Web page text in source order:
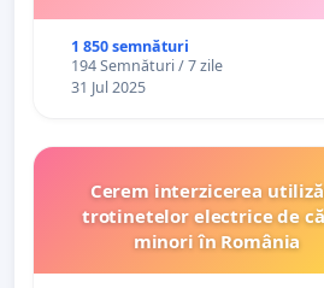
1 850 semnături
194 Semnături / 7 zile
31 Jul 2025
Cerem interzicerea
trotinetelor electrice de
minori în România